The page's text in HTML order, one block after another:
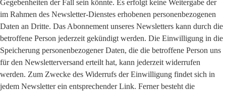
Gegebenheiten der Fall sein könnte. Es erfolgt keine Weitergabe der
im Rahmen des Newsletter-Dienstes erhobenen personenbezogenen
Daten an Dritte. Das Abonnement unseres Newsletters kann durch die
betroffene Person jederzeit gekündigt werden. Die Einwilligung in die
Speicherung personenbezogener Daten, die die betroffene Person uns
für den Newsletterversand erteilt hat, kann jederzeit widerrufen
werden. Zum Zwecke des Widerrufs der Einwilligung findet sich in
jedem Newsletter ein entsprechender Link. Ferner besteht die